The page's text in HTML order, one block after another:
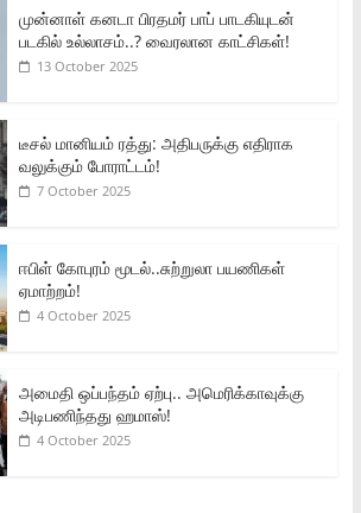
முன்னாள் கனடா பிரதமர் பாப் பாடகியுடன்
படகில் உல்லாசம்..? வைரலான காட்சிகள்!
13 October 2025
டீசல் மானியம் ரத்து: அதிபருக்கு எதிராக
வலுக்கும் போராட்டம்!
7 October 2025
ஈபிள் கோபுரம் மூடல்..சுற்றுலா பயணிகள்
ஏமாற்றம்!
4 October 2025
அமைதி ஒப்பந்தம் ஏற்பு.. அமெரிக்காவுக்கு
அடிபணிந்தது ஹமாஸ்!
4 October 2025